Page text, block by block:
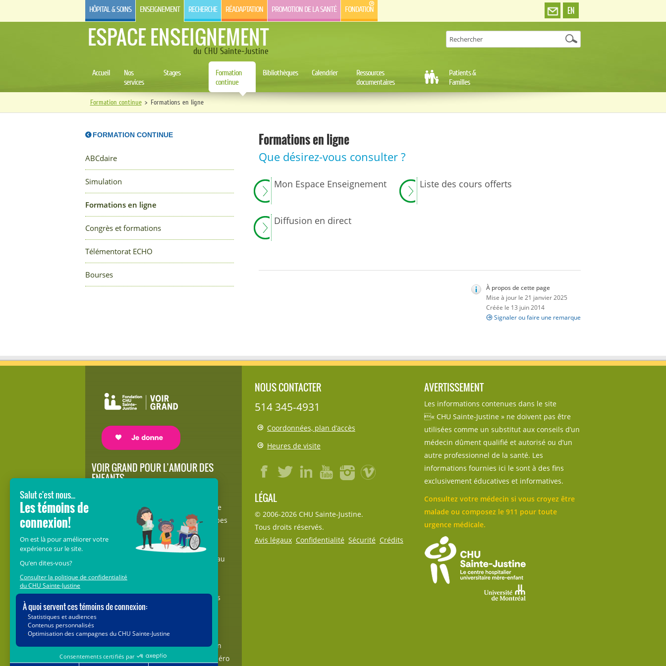
EN
HÔPITAL & SOINS ENSEIGNEMENT RECHERCHE RÉADAPTATION PROMOTION DE LA SANTÉ FONDATION
ESPACE ENSEIGNEMENT
du CHU Sainte-Justine
Accueil
Nos
services
Stages
Formation
continue
Bibliothèques Calendrier
Ressources
documentaires
Patients &
Familles
Formation continue > Formations en ligne
FORMATION CONTINUE
ABCdaire
Simulation
Formations en ligne
Congrès et formations
Télémentorat ECHO
Bourses
Formations en ligne
Que désirez-vous consulter ?
Mon Espace Enseignement Liste des cours offerts
Diffusion en direct
À propos de cette page
Mise à jour le 21 janvier 2025
Créée le 13 juin 2014
Signaler ou faire une remarque
VOIR GRAND POUR L’AMOUR DES
ENFANTS
vous au cœur de la campagne majeure
Voir Grand, nous conduisons les équipes
soignantes vers les opportunités de la
science et des nouvelles technologies
pour que chaque enfant, où qu’il soit au
Justine. Ensemble, unissons nos forces
pour leur avenir.
Merci de voir grand avec nous.
Vous pouvez également faire votre don
par la poste ou par téléphone au numéro
NOUS CONTACTER
514 345-4931
Coordonnées, plan d’accès
Heures de visite
LÉGAL
© 2006-2026CHU Sainte-Justine.
Tous droits réservés.
Avis légaux Confidentialité Sécurité Crédits
AVERTISSEMENT
Les informations contenues dans le site
« CHU Sainte-Justine » ne doivent pas être
utilisées comme un substitut aux conseils d’un
médecin dûment qualifié et autorisé ou d’un
autre professionnel de la santé. Les
informations fournies ici le sont à des fins
exclusivement éducatives et informatives.
Consultez votre médecin si vous croyez être
malade ou composez le 911 pour toute
urgence médicale.